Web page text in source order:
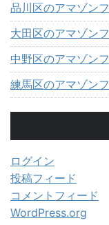
品川区のアマゾン
大田区のアマゾン
中野区のアマゾン
練馬区のアマゾン
ログイン
投稿フィード
コメントフィード
WordPress.org